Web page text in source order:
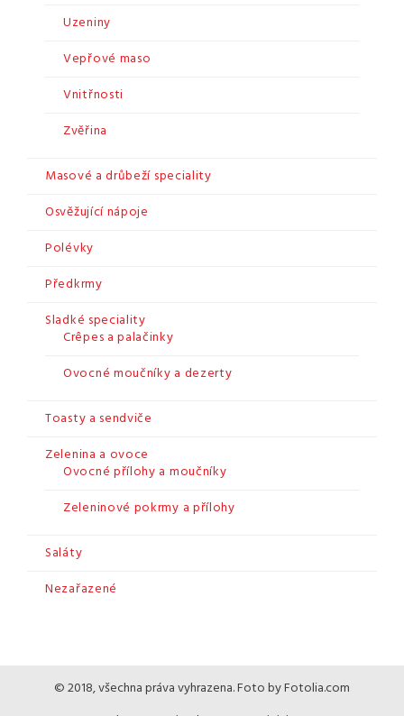
Uzeniny
Vepřové maso
Vnitřnosti
Zvěřina
Masové a drůbeží speciality
Osvěžující nápoje
Polévky
Předkrmy
Sladké speciality
Crêpes a palačinky
Ovocné moučníky a dezerty
Toasty a sendviče
Zelenina a ovoce
Ovocné přílohy a moučníky
Zeleninové pokrmy a přílohy
Saláty
Nezařazené
© 2018, všechna práva vyhrazena. Foto by Fotolia.com